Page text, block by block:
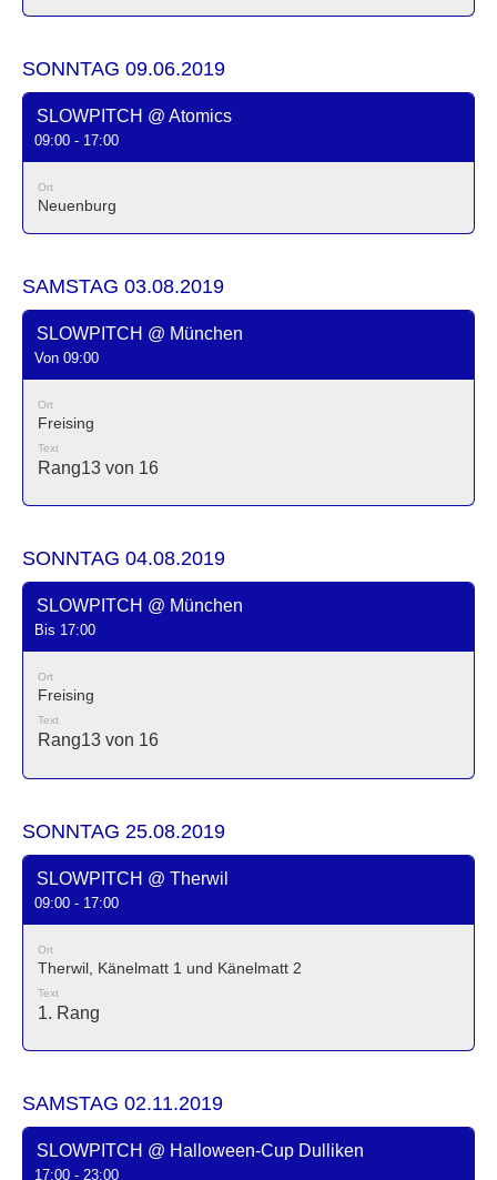
SONNTAG 09.06.2019
SLOWPITCH @ Atomics
09:00 - 17:00
Ort
Neuenburg
SAMSTAG 03.08.2019
SLOWPITCH @ München
Von 09:00
Ort
Freising
Text
Rang13 von 16
SONNTAG 04.08.2019
SLOWPITCH @ München
Bis 17:00
Ort
Freising
Text
Rang13 von 16
SONNTAG 25.08.2019
SLOWPITCH @ Therwil
09:00 - 17:00
Ort
Therwil, Känelmatt 1 und Känelmatt 2
Text
1. Rang
SAMSTAG 02.11.2019
SLOWPITCH @ Halloween-Cup Dulliken
17:00 - 23:00